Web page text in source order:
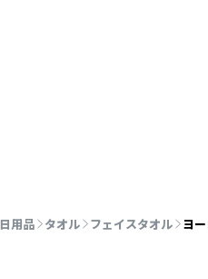
日用品 タオル フェイスタオル ヨ